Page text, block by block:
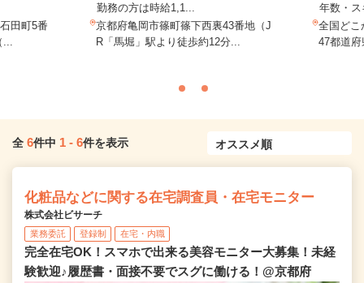
田町5番
勤務の方は時給1,1...
京都府亀岡市篠町篠下西裏43番地（J
R「馬堀」駅より徒歩約12分...
年数・
全国どこ
47都道
全 6件中 1 - 6件を表示
化粧品などに関する在宅調査員・在宅モニター
株式会社ビサーチ
業務委託 登録制 在宅・内職
完全在宅OK！スマホで出来る美容モニター大募集！未経
験歓迎♪履歴書・面接不要でスグに働ける！@京都府